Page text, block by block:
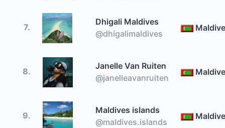
7.
Dhigali Maldives
@dhigalimaldives
8.
Janelle Van Ruiten
@janelleavanruiten
9.
Maldives islands
@maldives.islands